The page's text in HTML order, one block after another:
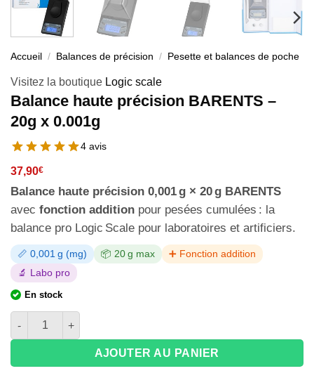
Accueil / Balances de précision / Pesette et balances de poche
Visitez la boutique Logic scale
Balance haute précision BARENTS –
20g x 0.001g
4 avis
37,90€
Balance haute précision 0,001 g × 20 g BARENTS
avec fonction addition pour pesées cumulées : la
balance pro Logic Scale pour laboratoires et artificiers.
📏 0,001 g (mg) 📦 20 g max
➕ Fonction addition
🔬 Labo pro
En stock
quantité de Balance haute précision BARENTS - 20g x 0.001g
AJOUTER AU PANIER